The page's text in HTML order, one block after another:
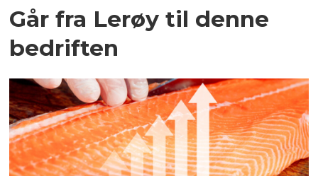
Går fra Lerøy til denne
bedriften